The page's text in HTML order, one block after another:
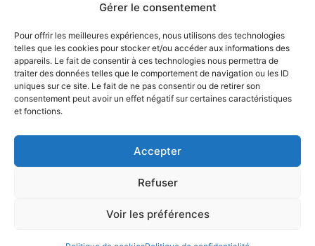
Gérer le consentement
Pour offrir les meilleures expériences, nous utilisons des technologies
telles que les cookies pour stocker et/ou accéder aux informations des
appareils. Le fait de consentir à ces technologies nous permettra de
traiter des données telles que le comportement de navigation ou les ID
uniques sur ce site. Le fait de ne pas consentir ou de retirer son
consentement peut avoir un effet négatif sur certaines caractéristiques
et fonctions.
Accepter
Refuser
Voir les préférences
Charger Plus